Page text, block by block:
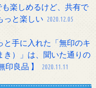
楽しめるけど、共有で
っと楽しい 2020.12.05
と手に入れた「無印のキ
き）」は、聞いた通りの
印良品 】
2020.11.11